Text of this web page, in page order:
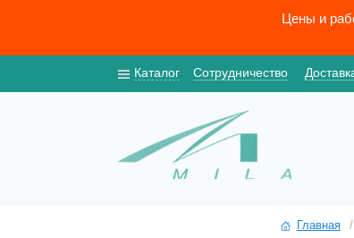
Цены и
Каталог Сотрудничество
Главная /